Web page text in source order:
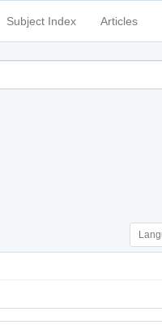
Subject Index Articles